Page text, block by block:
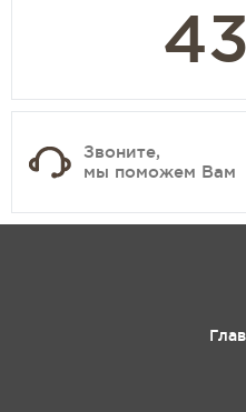
Звоните,
мы поможем Вам